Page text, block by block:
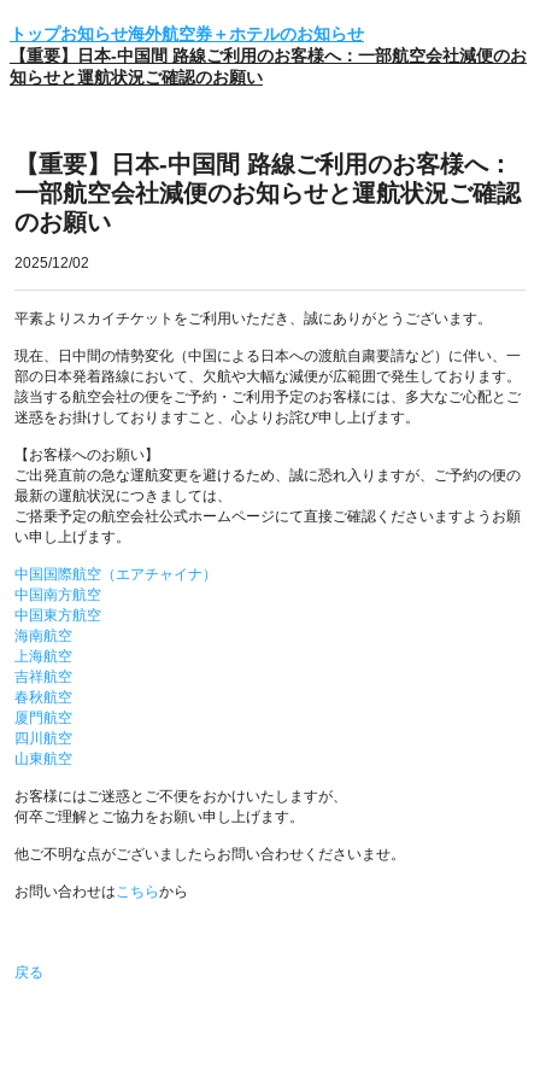
トップお知らせ海外航空券＋ホテルのお知らせ
【重要】日本-中国間 路線ご利用のお客様へ：一部航空会社減便のお
知らせと運航状況ご確認のお願い
【重要】日本-中国間 路線ご利用のお客様へ：
一部航空会社減便のお知らせと運航状況ご確認
のお願い
2025/12/02
平素よりスカイチケットをご利用いただき、誠にありがとうございます。
現在、日中間の情勢変化（中国による日本への渡航自粛要請など）に伴い、一
部の日本発着路線において、欠航や大幅な減便が広範囲で発生しております。
該当する航空会社の便をご予約・ご利用予定のお客様には、多大なご心配とご
迷惑をお掛けしておりますこと、心よりお詫び申し上げます。
【お客様へのお願い】
ご出発直前の急な運航変更を避けるため、誠に恐れ入りますが、ご予約の便の
最新の運航状況につきましては、
ご搭乗予定の航空会社公式ホームページにて直接ご確認くださいますようお願
い申し上げます。
中国国際航空（エアチャイナ）
中国南方航空
中国東方航空
海南航空
上海航空
吉祥航空
春秋航空
厦門航空
四川航空
山東航空
お客様にはご迷惑とご不便をおかけいたしますが、
何卒ご理解とご協力をお願い申し上げます。
他ご不明な点がございましたらお問い合わせくださいませ。
お問い合わせはこちらから
戻る